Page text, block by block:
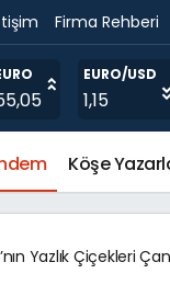
Firma Rehberi
EURO/USD
1,15
Köşe
Yazlık Çiçekleri